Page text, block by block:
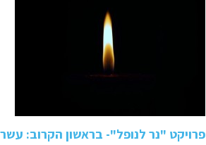
פרויקט "נר לנופל"- בראשון הקרוב: